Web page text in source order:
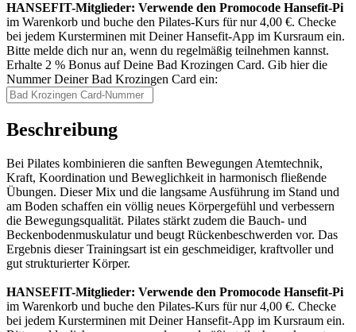
HANSEFIT-Mitglieder: Verwende den Promocode Hansefit-Pi
im Warenkorb und buche den Pilates-Kurs für nur 4,00 €. Checke
bei jedem Kursterminen mit Deiner Hansefit-App im Kursraum ein.
Bitte melde dich nur an, wenn du regelmäßig teilnehmen kannst.
Erhalte 2 % Bonus auf Deine Bad Krozingen Card. Gib hier die
Nummer Deiner Bad Krozingen Card ein:
Beschreibung
Bei Pilates kombinieren die sanften Bewegungen Atemtechnik,
Kraft, Koordination und Beweglichkeit in harmonisch fließende
Übungen. Dieser Mix und die langsame Ausführung im Stand und
am Boden schaffen ein völlig neues Körpergefühl und verbessern
die Bewegungsqualität. Pilates stärkt zudem die Bauch- und
Beckenbodenmuskulatur und beugt Rückenbeschwerden vor. Das
Ergebnis dieser Trainingsart ist ein geschmeidiger, kraftvoller und
gut strukturierter Körper.
HANSEFIT-Mitglieder: Verwende den Promocode Hansefit-Pi
im Warenkorb und buche den Pilates-Kurs für nur 4,00 €. Checke
bei jedem Kursterminen mit Deiner Hansefit-App im Kursraum ein.